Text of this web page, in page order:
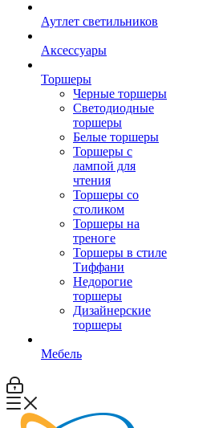
Аутлет светильников
Аксессуары
Торшеры
Черные торшеры
Светодиодные
торшеры
Белые торшеры
Торшеры с
лампой для
чтения
Торшеры со
столиком
Торшеры на
треноге
Торшеры в стиле
Тиффани
Недорогие
торшеры
Дизайнерские
торшеры
Мебель